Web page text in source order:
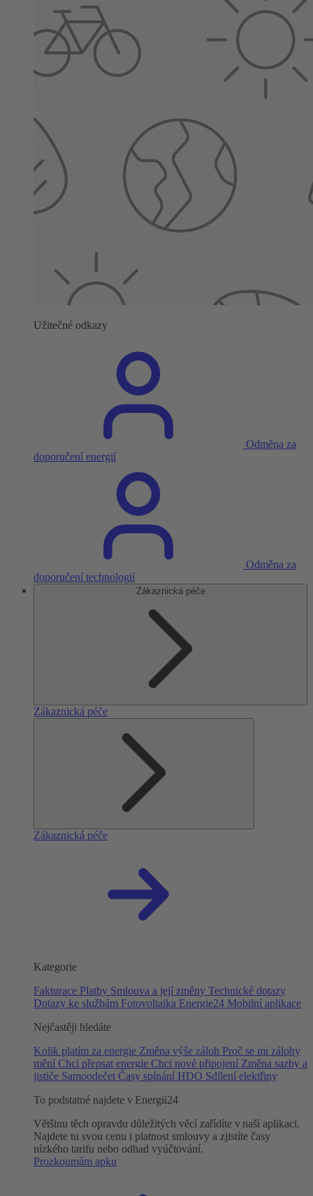
Užitečné odkazy
Odměna za
doporučení energií
Odměna za
doporučení technologií
Zákaznická péče
Zákaznická péče
Zákaznická péče
Kategorie
Fakturace Platby Smlouva a její změny Technické dotazy
Dotazy ke službám Fotovoltaika Energie24 Mobilní aplikace
Nejčastěji hledáte
Kolik platím za energie Změna výše záloh Proč se mi zálohy
mění Chci přepsat energie Chci nové připojení Změna sazby a
jističe Samoodečet Časy spínání HDO Sdílení elektřiny
To podstatné najdete v Energii24
Většinu těch opravdu důležitých věcí zařídíte v naší aplikaci.
Najdete tu svou cenu i platnost smlouvy a zjistíte časy
nízkého tarifu nebo odhad vyúčtování.
Prozkoumám apku